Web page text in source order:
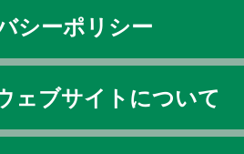
シーポリシー
ェブサイトについて